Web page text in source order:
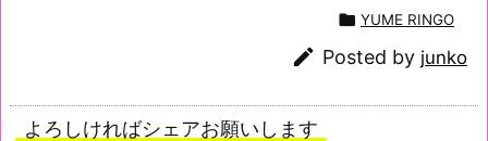
 YUME RINGO
 Posted by junko
よろしければシェアお願いします